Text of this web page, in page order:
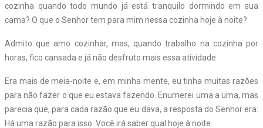
cozinha quando todo mundo já está tranquilo dormindo em sua
cama? O que o Senhor tem para mim nessa cozinha hoje à noite?
Admito que amo cozinhar, mas, quando trabalho na cozinha por
horas, fico cansada e já não desfruto mais essa atividade.
Era mais de meia-noite e, em minha mente, eu tinha muitas razões
para não fazer o que eu estava fazendo. Enumerei uma a uma, mas
parecia que, para cada razão que eu dava, a resposta do Senhor era:
Há uma razão para isso. Você irá saber qual hoje à noite.